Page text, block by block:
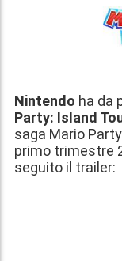
Nintendo ha da
Party: Island
saga Mario
primo trimestre
seguito il trailer: